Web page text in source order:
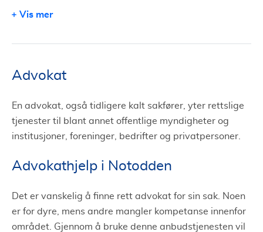
Advokat
En advokat, også tidligere kalt sakfører, yter rettslige
tjenester til blant annet offentlige myndigheter og
institusjoner, foreninger, bedrifter og privatpersoner.
Advokathjelp i Notodden
Det er vanskelig å finne rett advokat for sin sak. Noen
er for dyre, mens andre mangler kompetanse innenfor
området. Gjennom å bruke denne anbudstjenesten vil
Fri rettshjelp i Notodden
Vis mer